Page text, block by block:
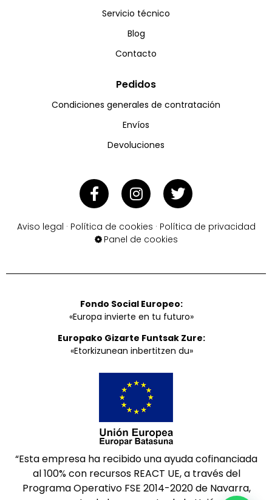
Servicio técnico
Blog
Contacto
Pedidos
Condiciones generales de contratación
Envíos
Devoluciones
Aviso legal · Política de cookies · Política de privacidad
Panel de cookies
Fondo Social Europeo:
«Europa invierte en tu futuro»
Europako Gizarte Funtsak Zure:
«Etorkizunean inbertitzen du»
“Esta empresa ha recibido una ayuda cofinanciada
al 100% con recursos REACT UE, a través del
Programa Operativo FSE 2014-2020 de Navarra,